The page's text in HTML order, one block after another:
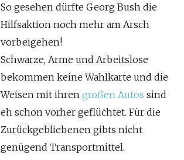
So gesehen dürfte Georg Bush die
Hilfsaktion noch mehr am Arsch
vorbeigehen!
Schwarze, Arme und Arbeitslose
bekommen keine Wahlkarte und die
Weisen mit ihren großen Autos sind
eh schon vorher geflüchtet. Für die
Zurückgebliebenen gibts nicht
genügend Transportmittel.